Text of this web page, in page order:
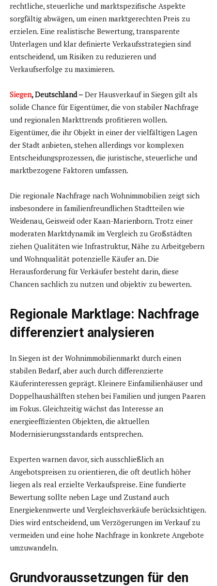
rechtliche, steuerliche und marktspezifische Aspekte
sorgfältig abwägen, um einen marktgerechten Preis zu
erzielen. Eine realistische Bewertung, transparente
Unterlagen und klar definierte Verkaufsstrategien sind
entscheidend, um Risiken zu reduzieren und
Verkaufserfolge zu maximieren.
Siegen, Deutschland – Der Hausverkauf in Siegen gilt als
solide Chance für Eigentümer, die von stabiler Nachfrage
und regionalen Markttrends profitieren wollen.
Eigentümer, die ihr Objekt in einer der vielfältigen Lagen
der Stadt anbieten, stehen allerdings vor komplexen
Entscheidungsprozessen, die juristische, steuerliche und
marktbezogene Faktoren umfassen.
Die regionale Nachfrage nach Wohnimmobilien zeigt sich
insbesondere in familienfreundlichen Stadtteilen wie
Weidenau, Geisweid oder Kaan-Marienborn. Trotz einer
moderaten Marktdynamik im Vergleich zu Großstädten
ziehen Qualitäten wie Infrastruktur, Nähe zu Arbeitgebern
und Wohnqualität potenzielle Käufer an. Die
Herausforderung für Verkäufer besteht darin, diese
Chancen sachlich zu nutzen und objektiv zu bewerten.
Regionale Marktlage: Nachfrage
differenziert analysieren
In Siegen ist der Wohnimmobilienmarkt durch einen
stabilen Bedarf, aber auch durch differenzierte
Käuferinteressen geprägt. Kleinere Einfamilienhäuser und
Doppelhaushälften stehen bei Familien und jungen Paaren
im Fokus. Gleichzeitig wächst das Interesse an
energieeffizienten Objekten, die aktuellen
Modernisierungsstandards entsprechen.
Experten warnen davor, sich ausschließlich an
Angebotspreisen zu orientieren, die oft deutlich höher
liegen als real erzielte Verkaufspreise. Eine fundierte
Bewertung sollte neben Lage und Zustand auch
Energiekennwerte und Vergleichsverkäufe berücksichtigen.
Dies wird entscheidend, um Verzögerungen im Verkauf zu
vermeiden und eine hohe Nachfrage in konkrete Angebote
umzuwandeln.
Grundvoraussetzungen für den